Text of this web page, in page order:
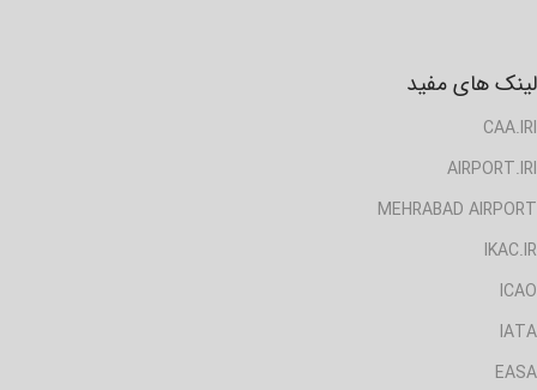
لینک های مفید
CAA.IRI
AIRPORT.IRI
MEHRABAD AIRPORT
IKAC.IR
ICAO
IATA
EASA